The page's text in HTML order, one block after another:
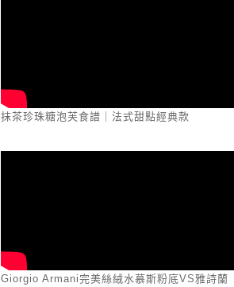
抹茶珍珠糖泡芙食譜｜法式甜點經典款
Giorgio Armani完美絲絨水慕斯粉底VS雅詩蘭